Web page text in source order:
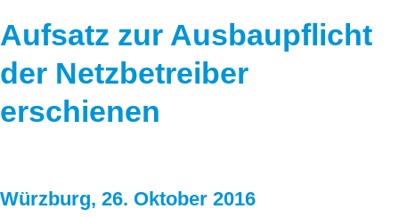
Flächen
Genehmigungen
Grundsatzfragen
Netze
News
Blog
Karriere
Stiftungsporträt
Aufsatz zur Ausbaupflicht
der Netzbetreiber
erschienen
Würzburg, 26. Oktober 2016